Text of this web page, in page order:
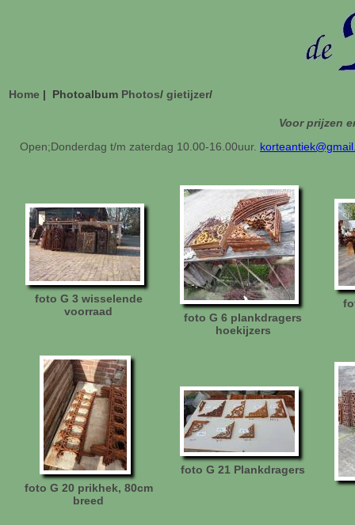
Home | Photoalbum Photos/ gietijzer/
Voor prijzen
Open;Donderdag t/m zaterdag 10.00-16.00uur.
foto G 3 wisselende
voorraad
foto G 6 plankdragers
hoekijzers
foto G 20 prikhek, 80cm
breed
foto G 21 Plankdragers